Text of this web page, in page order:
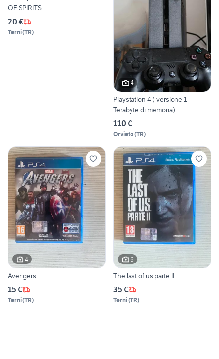
OF SPIRITS
20 €
Terni(TR)
4
Playstation 4 ( versione 1
Terabyte di memoria)
110 €
Orvieto(TR)
4
Avengers
15 €
Terni(TR)
6
The last of us parte II
35 €
Terni(TR)